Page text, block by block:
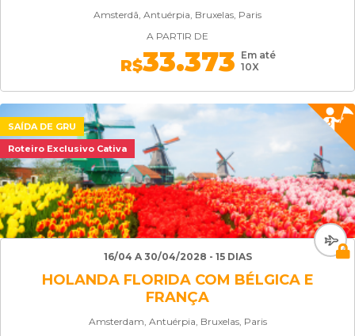
Amsterdã, Antuérpia, Bruxelas, Paris
A PARTIR DE
R$33.373 Em até
10X
SAÍDA DE GRU
Roteiro Exclusivo Cativa
16/04 A 30/04/2028 - 15 DIAS
HOLANDA FLORIDA COM BÉLGICA E
FRANÇA
Amsterdam, Antuérpia, Bruxelas, Paris